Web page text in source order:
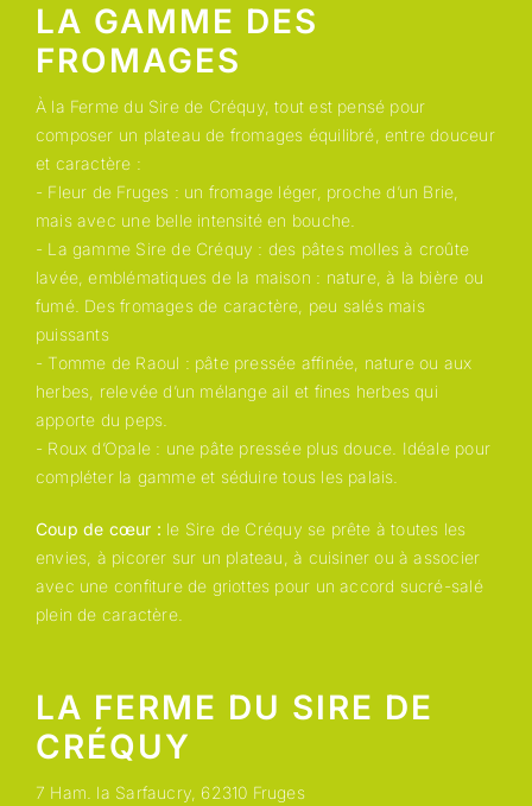
LA GAMME DES
FROMAGES
À la Ferme du Sire de Créquy, tout est pensé pour
composer un plateau de fromages équilibré, entre douceur
et caractère :
- Fleur de Fruges : un fromage léger, proche d’un Brie,
mais avec une belle intensité en bouche.
- La gamme Sire de Créquy : des pâtes molles à croûte
lavée, emblématiques de la maison : nature, à la bière ou
fumé. Des fromages de caractère, peu salés mais
puissants
- Tomme de Raoul : pâte pressée affinée, nature ou aux
herbes, relevée d’un mélange ail et fines herbes qui
apporte du peps.
- Roux d’Opale : une pâte pressée plus douce. Idéale pour
compléter la gamme et séduire tous les palais.
Coup de cœur : le Sire de Créquy se prête à toutes les
envies, à picorer sur un plateau, à cuisiner ou à associer
avec une confiture de griottes pour un accord sucré-salé
plein de caractère.
LA FERME DU SIRE DE
CRÉQUY
7 Ham. la Sarfaucry, 62310 Fruges